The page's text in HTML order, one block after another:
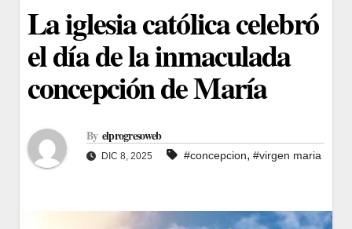
La iglesia católica celebró
el día de la inmaculada
concepción de María
By elprogresoweb
DIC 8, 2025 #concepcion, #virgen maria